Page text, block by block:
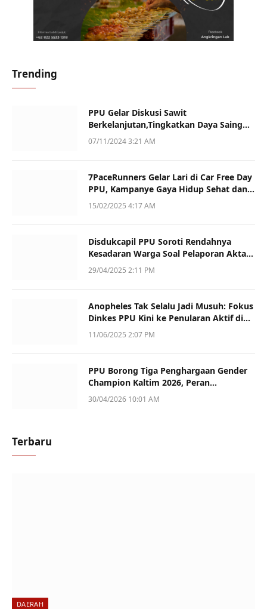
Trending
PPU Gelar Diskusi Sawit
Berkelanjutan,Tingkatkan Daya Saing
dan Kualitas
07/11/2024 3:21 AM
7PaceRunners Gelar Lari di Car Free Day
PPU, Kampanye Gaya Hidup Sehat dan
Dukung UMKM
15/02/2025 4:17 AM
Disdukcapil PPU Soroti Rendahnya
Kesadaran Warga Soal Pelaporan Akta
Kematian
29/04/2025 2:11 PM
Anopheles Tak Selalu Jadi Musuh: Fokus
Dinkes PPU Kini ke Penularan Aktif di
Sotek
11/06/2025 2:07 PM
PPU Borong Tiga Penghargaan Gender
Champion Kaltim 2026, Peran
Perempuan Jadi Sorotan
30/04/2026 10:01 AM
Terbaru
DAERAH